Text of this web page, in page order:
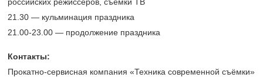
21.30 — кульминация праздника
21.00-23.00 — продолжение праздника
Контакты:
Прокатно-сервисная компания «Техника современной съёмки»